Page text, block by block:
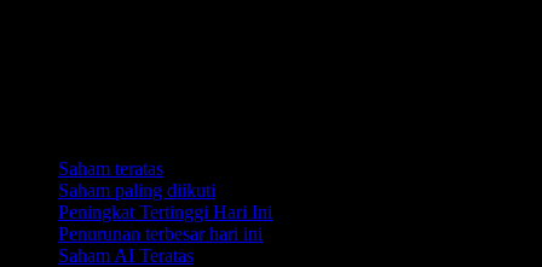
Saham teratas
Saham paling diikuti
Peningkat Tertinggi Hari Ini
Penurunan terbesar hari ini
Saham AI Teratas